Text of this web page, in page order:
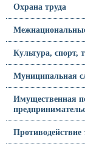
Охрана труда
Культура, спорт,
Муниципальная
Имущественная
Противодействие